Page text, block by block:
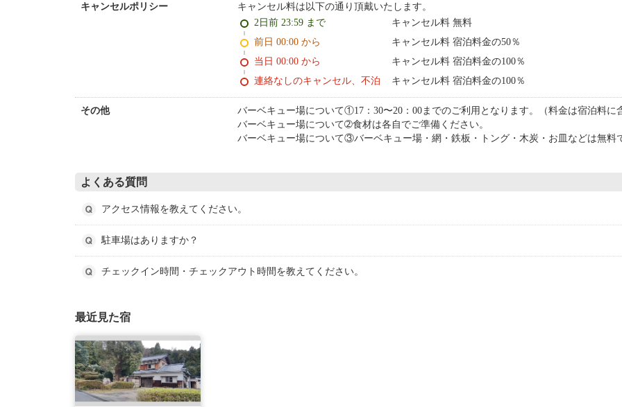
キャンセルポリシー キャンセル料は以下の通り頂戴いたします。
2日前 23:59 まで
キャンセル料 無料
前日 00:00 から
キャンセル料 宿泊料金の50％
当日 00:00 から
キャンセル料 宿泊料金の100％
連絡なしのキャンセル、不泊
キャンセル料 宿泊料金の100％
その他
バーベキュー場について①17：30〜20：00までのご利用となります。（料金は宿泊料に
バーベキュー場について➁食材は各自でご準備ください。
バーベキュー場について③バーベキュー場・網・鉄板・トング・木炭・お皿などは無料
よくある質問
アクセス情報を教えてください。
駐車場はありますか？
チェックイン時間・チェックアウト時間を教えてください。
最近見た宿